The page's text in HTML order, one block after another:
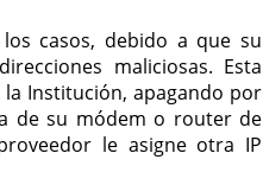
casos, debido a que su
maliciosas. Esta
Institución, apagando por
de su módem o router de
le asigne otra IP